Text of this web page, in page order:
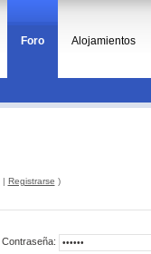
Foro Alojamientos
| Registrarse )
Contraseña: